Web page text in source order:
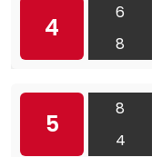
4
6
8
5
8
4